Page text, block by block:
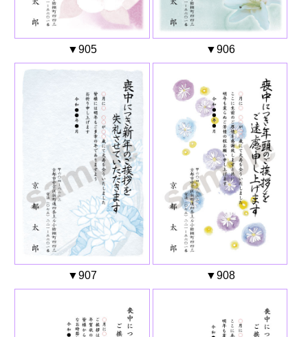
▼905 ▼906
▼907 ▼908